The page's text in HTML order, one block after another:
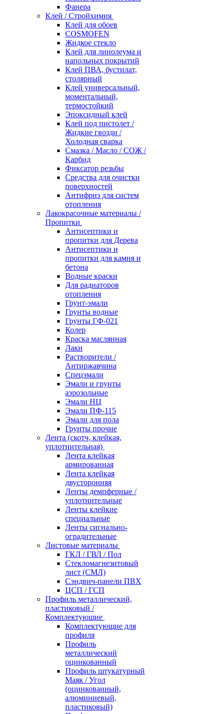
Фанера
Клей / Стройхимия
Клей для обоев
COSMOFEN
Жидкое стекло
Клей для линолеума и
напольных покрытий
Клей ПВА, бустилат,
столярный
Клей универсальный,
моментальный,
термостойкий
Эпоксидный клей
Клей под пистолет /
Жидкие гвозди /
Холодная сварка
Смазка / Масло / СОЖ /
Карбид
Фиксатор резьбы
Средства для очистки
поверхностей
Антифриз для систем
отопления
Лакокрасочные материалы /
Пропитки
Антисептики и
пропитки для Дерева
Антисептики и
пропитки для камня и
бетона
Водные краски
Для радиаторов
отопления
Грунт-эмали
Грунты водные
Грунты ГФ-021
Колер
Краска маслянная
Лаки
Растворители /
Антиржавчина
Спецэмали
Эмали и грунты
аэрозольные
Эмали НЦ
Эмали ПФ-115
Эмали для пола
Грунты прочие
Лента (скотч, клейкая,
уплотнительная)
Лента клейкая
армированная
Лента клейкая
двусторонняя
Ленты демпферные /
уплотнительные
Ленты клейкие
специальные
Ленты сигнально-
оградительные
Листовые материалы
ГКЛ / ГВЛ / Пол
Стекломагнезитовый
лист (СМЛ)
Сэндвич-панели ПВХ
ЦСП / ГСП
Профиль металлический,
пластиковый /
Комплектующие
Комплектующие для
профиля
Профиль
металлический
оцинкованный
Профиль штукатурный
Маяк / Угол
(оцинкованный,
алюминиевый,
пластиковый)